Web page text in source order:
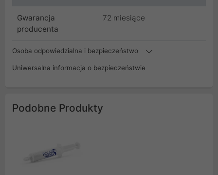
Gwarancja
producenta
72 miesiące
Osoba odpowiedzialna i bezpieczeństwo
Uniwersalna informacja o bezpieczeństwie
Podobne Produkty